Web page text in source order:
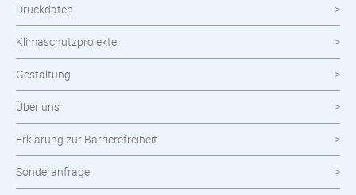
Druckdaten
Klimaschutzprojekte
Gestaltung
Über uns
Erklärung zur Barrierefreiheit
Sonderanfrage